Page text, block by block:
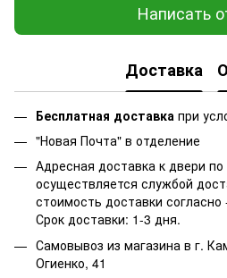
Написать
Доставка
Бесплатная доставка при
"Новая Почта" в отделение
Адресная доставка к двери по
осуществляется службой
стоимость доставки согласно
Срок доставки: 1-3 дня.
Самовывоз из магазина в г.
Огиенко, 41